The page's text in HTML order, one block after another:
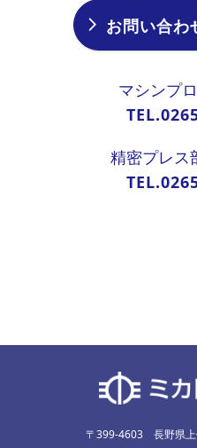
お問い合わ
マシンプ
精密プレス
〒399-4603 長野県上